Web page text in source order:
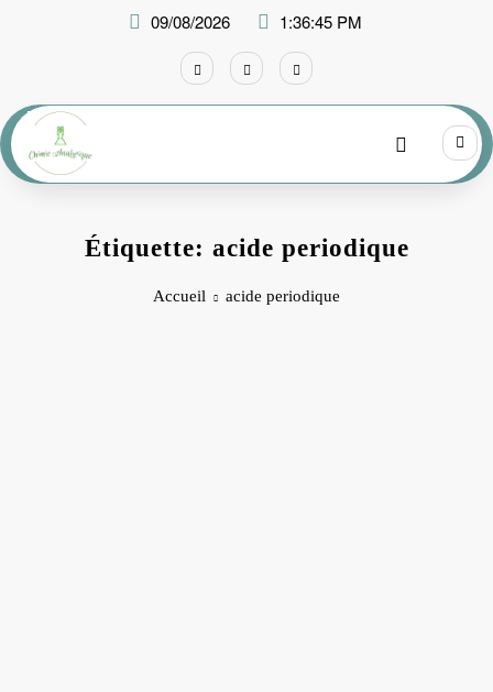
09/08/2026 1:36:45 PM
Étiquette: acide periodique
Accueil acide periodique